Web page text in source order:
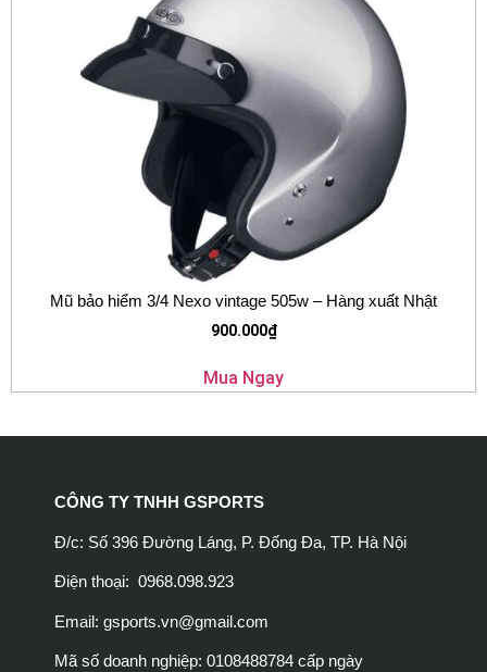
Mũ bảo hiểm 3/4 Nexo vintage 505w – Hàng xuất Nhật
900.000₫
Mua Ngay
CÔNG TY TNHH GSPORTS
Đ/c: Số 396 Đường Láng, P. Đống Đa, TP. Hà Nội
Điện thoại: 0968.098.923
Email: gsports.vn@gmail.com
Mã số doanh nghiệp: 0108488784 cấp ngày